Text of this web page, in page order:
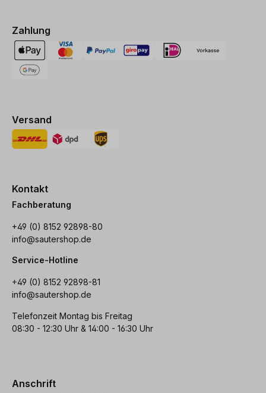
Zahlung
Versand
Kontakt
Fachberatung
+49 (0) 8152 92898-80
info@sautershop.de
Service-Hotline
+49 (0) 8152 92898-81
info@sautershop.de
Telefonzeit Montag bis Freitag
08:30 - 12:30 Uhr & 14:00 - 16:30 Uhr
Anschrift